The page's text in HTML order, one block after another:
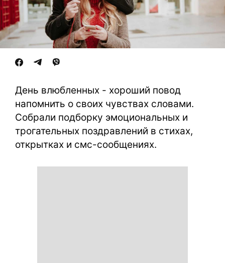
День влюбленных - хороший повод
напомнить о своих чувствах словами.
Собрали подборку эмоциональных и
трогательных поздравлений в стихах,
открытках и смс-сообщениях.